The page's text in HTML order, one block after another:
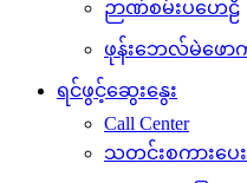
ဉာဏ်စမ်းပဟေဠိ
ဖုန်းဘေလ်မဲဖောက်
ရင်ဖွင့်ဆွေးနွေး
Call Center
သတင်းစကားပေ